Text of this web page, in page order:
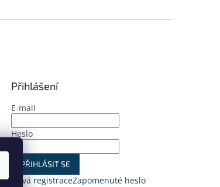
Přihlášení
E-mail
Heslo
PŘIHLÁSIT SE
Nová registraceZapomenuté heslo